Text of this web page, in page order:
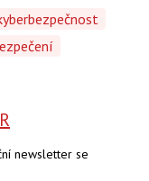
newsletter se